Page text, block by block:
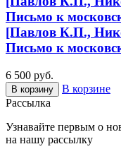
Письмо к
[Павлов К.П.,
Письмо к
6 500 руб.
В корзину
В корзине
Рассылка
Узнавайте первым о
на нашу рассылку